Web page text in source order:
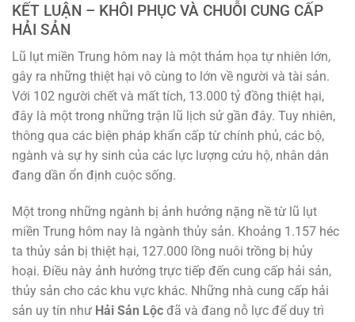
KẾT LUẬN – KHÔI PHỤC VÀ CHUỖI CUNG CẤP
HẢI SẢN
Lũ lụt miền Trung hôm nay là một thảm họa tự nhiên lớn,
gây ra những thiệt hại vô cùng to lớn về người và tài sản.
Với 102 người chết và mất tích, 13.000 tỷ đồng thiệt hại,
đây là một trong những trận lũ lịch sử gần đây. Tuy nhiên,
thông qua các biện pháp khẩn cấp từ chính phủ, các bộ,
ngành và sự hy sinh của các lực lượng cứu hộ, nhân dân
đang dần ổn định cuộc sống.
Một trong những ngành bị ảnh hưởng nặng nề từ lũ lụt
miền Trung hôm nay là ngành thủy sản. Khoảng 1.157 héc
ta thủy sản bị thiệt hại, 127.000 lồng nuôi trồng bị hủy
hoại. Điều này ảnh hưởng trực tiếp đến cung cấp hải sản,
thủy sản cho các khu vực khác. Những nhà cung cấp hải
sản uy tín như Hải Sản Lộc đã và đang nỗ lực để duy trì